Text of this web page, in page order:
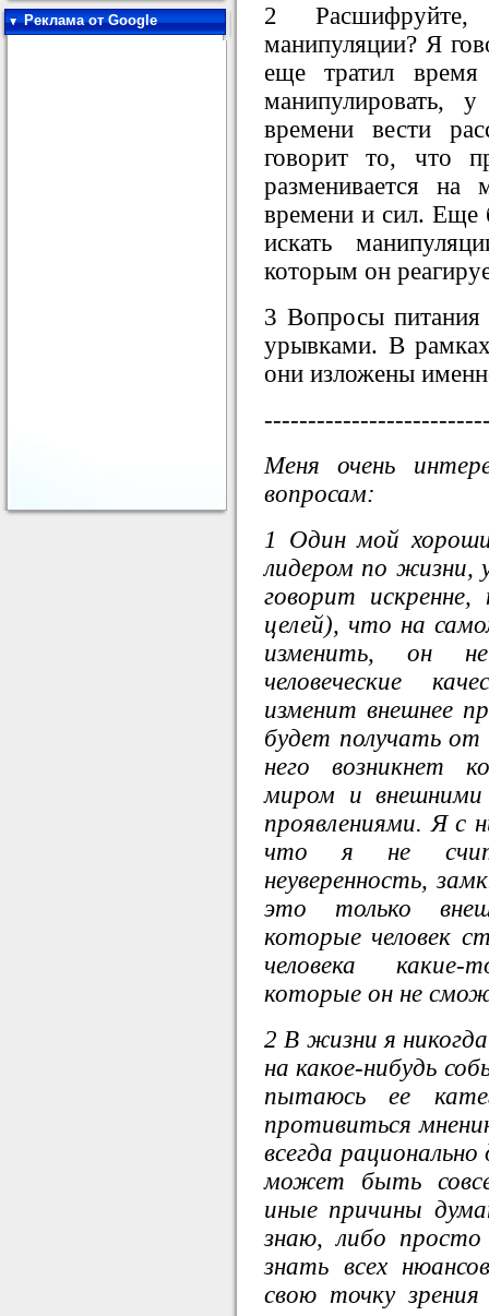
Реклама от Google
2
манипуляции? Я
еще тратил
времени вести
говорит то, что
разменивается на
времени и сил. Еще
искать
которым он
3 Вопросы питания
урывками. В
они изложены
Меня очень
вопросам:
1 Один мой
лидером по жизни,
говорит искренне,
целей), что на
изменить, он
человеческие
изменит внешнее
будет получать от
него возникнет
миром и
проявлениями. Я с
что я не
неуверенность,
это только
которые человек
человека
которые он не
2 В жизни я
на какое-нибудь
пытаюсь ее
противиться
всегда
может быть
иные причины
знаю, либо
знать всех
свою точку